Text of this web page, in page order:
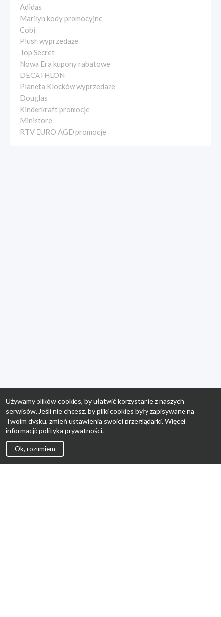
Adidas
Marilyn kody promocyjne
Cobi
Plush wyprzedaże
Top Secret
Nowa Era kupony rabatowe
DECATHLON
Planeta Klocków wyprzedaże
Douglas
Kinderkraft promocje
Ministore
RTV EURO AGD promocje
Używamy plików cookies, by ułatwić korzystanie z naszych
serwisów. Jeśli nie chcesz, by pliki cookies były zapisywane na
Twoim dysku, zmień ustawienia swojej przeglądarki. Więcej
informacji: polityka prywatności.
Ok, rozumiem